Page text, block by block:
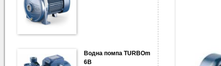
Водна помпа TURBOm
6B